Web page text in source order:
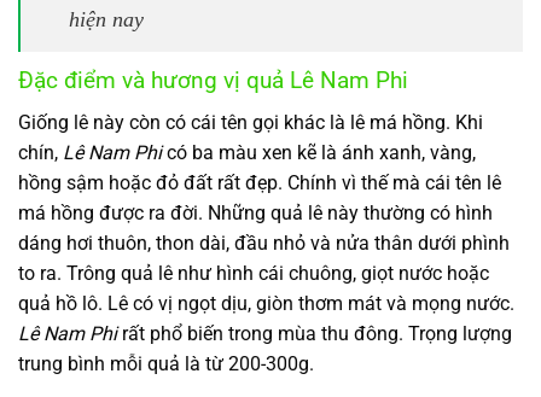
hiện nay
Đặc điểm và hương vị quả Lê Nam Phi
Giống lê này còn có cái tên gọi khác là lê má hồng. Khi
chín, Lê Nam Phicó ba màu xen kẽ là ánh xanh, vàng,
hồng sậm hoặc đỏ đất rất đẹp. Chính vì thế mà cái tên lê
má hồng được ra đời. Những quả lê này thường có hình
dáng hơi thuôn, thon dài, đầu nhỏ và nửa thân dưới phình
to ra. Trông quả lê như hình cái chuông, giọt nước hoặc
quả hồ lô. Lê có vị ngọt dịu, giòn thơm mát và mọng nước.
Lê Nam Phirất phổ biến trong mùa thu đông. Trọng lượng
trung bình mỗi quả là từ 200-300g.